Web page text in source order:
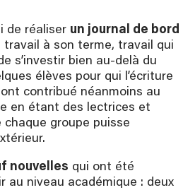
de réaliser un journal de bord
travail à son terme, travail qui
s’investir bien au-delà du
élèves pour qui l’écriture
contribué néanmoins au
en étant des lectrices et
groupe puisse
nouvelles qui ont été
au niveau académique : deux